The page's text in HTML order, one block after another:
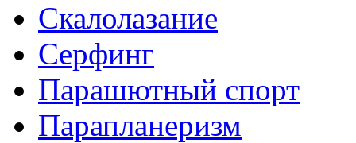
Скалолазание
Серфинг
Парашютный спорт
Парапланеризм